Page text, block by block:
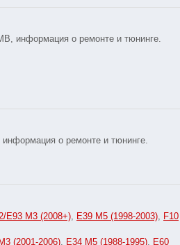
информация о ремонте и тюнинге.
о ремонте и тюнинге.
E93 M3 (2008+) E39 M5 (1998-2003) F10
(2001-2006) E34 M5 (1988-1995) E60